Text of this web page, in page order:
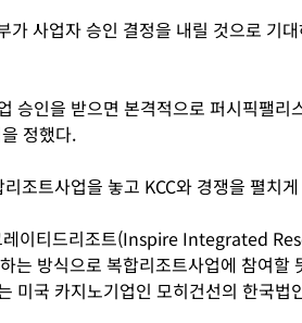
가 사업자 승인 결정을 내릴 것으로 기
승인을 받으면 본격적으로 퍼시픽팰리
정했다.
조트사업을 놓고 KCC와 경쟁을 펼치
레이티드리조트(Inspire Integrated
는 방식으로 복합리조트사업에 참여할
미국 카지노기업인 모히건선의 한국법